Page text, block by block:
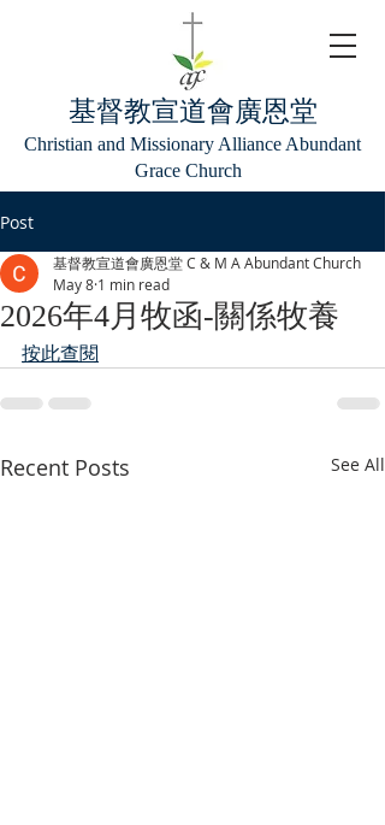
基督教宣道會廣恩堂
Christian and Missionary Alliance Abundant
Grace Church
Post
2026年4月牧函-關係牧養
基督教宣道會廣恩堂 C & M A Abundant Church
May 8 1 min read
按此查閱
Recent Posts See All